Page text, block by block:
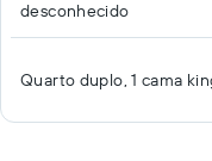
desconhecido
Quarto duplo, 1 cama